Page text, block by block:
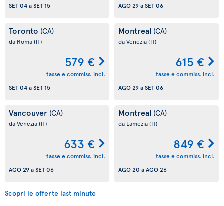
SET 04aSET 15
AGO 29aSET 06
Toronto (CA)
da Roma(IT)
579 €
tasse e commiss. incl.
SET 04aSET 15
Montreal (CA)
da Venezia(IT)
615 €
tasse e commiss. incl.
AGO 29aSET 06
Vancouver (CA)
da Venezia(IT)
633 €
tasse e commiss. incl.
AGO 29aSET 06
Montreal (CA)
da Lamezia(IT)
849 €
tasse e commiss. incl.
AGO 20 aAGO 26
Scopri le offerte last minute